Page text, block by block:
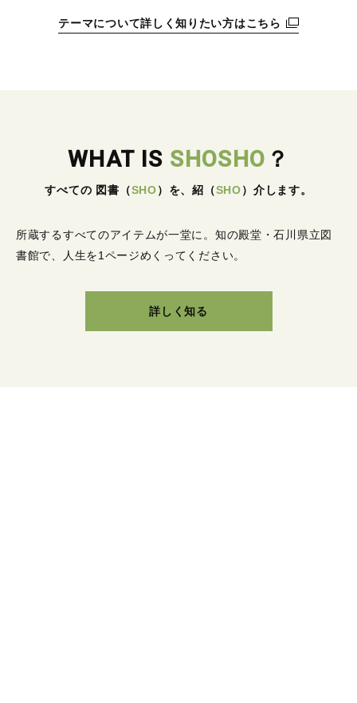
テーマについて詳しく知りたい方はこちら
WHAT IS SHOSHO ？
すべての 図書 （SHO） を、紹 （SHO） 介します。
所蔵するすべてのアイテムが一堂に。 知の殿堂・石川県立図
書館で、人生を1ページめくってください。
詳しく知る